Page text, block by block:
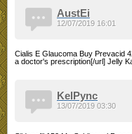
AustEi
Cialis E Glaucoma Buy Prevacid
a doctor's prescription[/url] Jelly
12/07/2019 16:01
KelPync
13/07/2019 03:30